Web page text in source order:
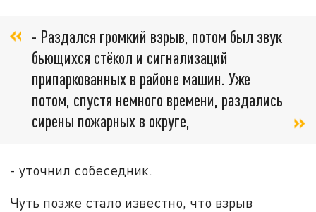
- Раздался громкий взрыв, потом был звук
бьющихся стёкол и сигнализаций
припаркованных в районе машин. Уже
потом, спустя немного времени, раздались
сирены пожарных в округе,
- уточнил собеседник.
Чуть позже стало известно, что взрыв